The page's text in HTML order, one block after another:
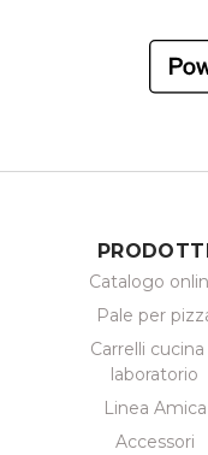
PRODOTTI
Catalogo
Pale per
Carrelli cucina
laboratorio
Linea Amica
Accessori